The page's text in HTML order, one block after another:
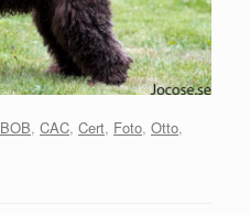
BOB, CAC, Cert, Foto, Otto,